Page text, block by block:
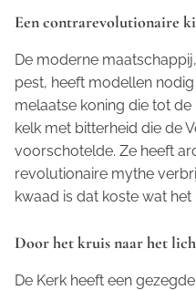
Een contrarevolutionaire
De moderne
pest, heeft modellen
melaatse koning die tot
kelk met bitterheid die de
voorschotelde. Ze heeft
revolutionaire mythe
kwaad is dat koste wat
Door het kruis naar het
De Kerk heeft een